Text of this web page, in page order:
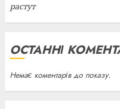
растут
ОСТАННІ
Немає коментарів до показу.